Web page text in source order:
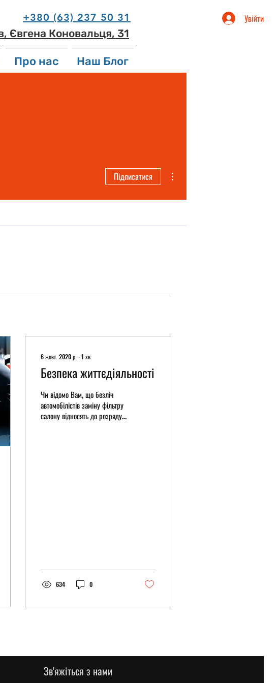
+380 (63) 237 50 31
Євгена Коновальця, 31
Увійти
Про нас Наш Блог
Підписатися
6 жовт. 2020 р. ∙1 хв
Безпека життєдіяльності
Чи відомо Вам, що безліч
автомобілістів заміну фільтру
салону відносять до розряду
634 0
Зв'яжіться з нами